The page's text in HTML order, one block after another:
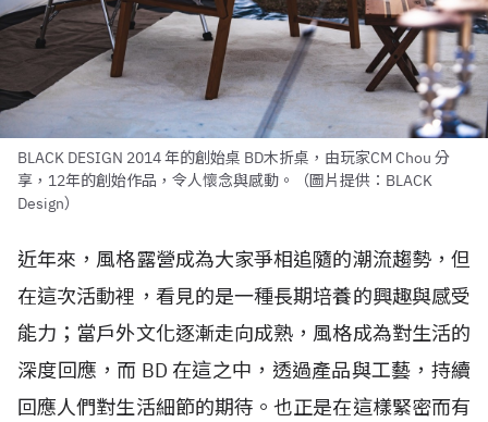
BLACK DESIGN 2014 年的創始桌 BD木折桌，由玩家CM Chou 分
享，12年的創始作品，令人懷念與感動。（圖片提供：BLACK
Design）
近年來，風格露營成為大家爭相追隨的潮流趨勢，但
在這次活動裡，看見的是一種長期培養的興趣與感受
能力；當戶外文化逐漸走向成熟，風格成為對生活的
深度回應，而 BD 在這之中，透過產品與工藝，持續
回應人們對生活細節的期待。也正是在這樣緊密而有